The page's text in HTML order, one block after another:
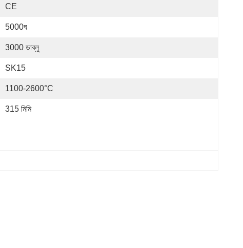
CE
5000ঘ
3000 ডাব্লু
SK15
1100-2600°C
315 মিমি